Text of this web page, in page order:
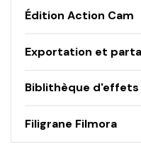
Édition Action Cam
Exportation et
Biblithèque
Filigrane Filmora